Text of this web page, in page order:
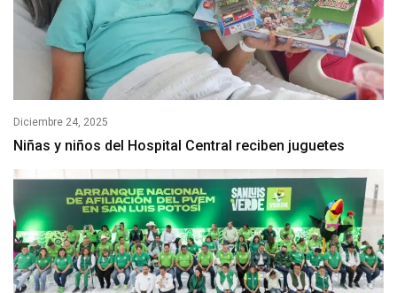
Diciembre 24, 2025
Niñas y niños del Hospital Central reciben juguetes